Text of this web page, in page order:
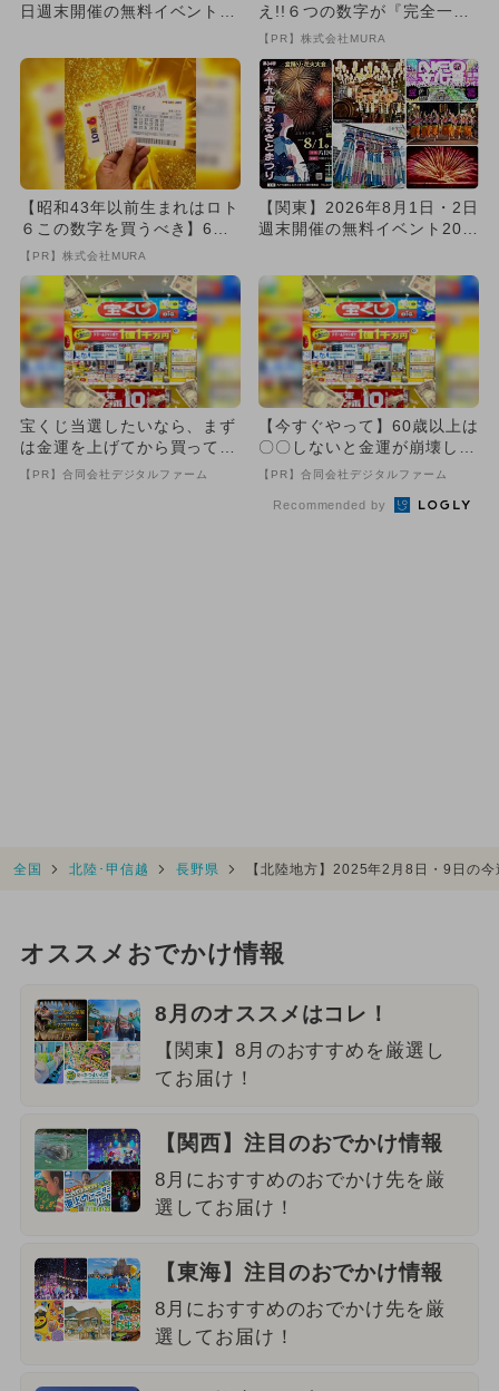
日週末開催の無料イベント8
え!!６つの数字が『完全一
致』する方法
【PR】株式会社MURA
【昭和43年以前生まれはロト
６この数字を買うべき】6つ
の数字が「完全一致」する
方...
【PR】株式会社MURA
【関東】2026年8月1日・2日
週末開催の無料イベント20選
宝くじ当選したいなら、まず
は金運を上げてから買ってみ
て
【PR】合同会社デジタルファーム
【今すぐやって】60歳以上は
〇〇しないと金運が崩壊しま
す
【PR】合同会社デジタルファーム
Recommended by
全国 北陸･甲信越 長野県 【北陸地方】2025年2月8日・9日の
オススメおでかけ情報
8月のオススメはコレ！
【関東】8月のおすすめを厳選し
てお届け！
【関西】注目のおでかけ情報
8月におすすめのおでかけ先を厳
選してお届け！
【東海】注目のおでかけ情報
8月におすすめのおでかけ先を厳
選してお届け！